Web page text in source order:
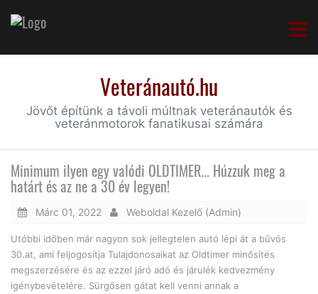
Veteránautó.hu
Jövőt építünk a távoli múltnak veteránautók és
veteránmotorok fanatikusai számára
Minimum ilyen egy valódi OLDTIMER... Húzzuk meg a
határt és az ne a 30 év legyen!
Márc 01, 2022 Weboldal Kezelő (Admin)
Utóbbi időben már nagyon sok jellegtelen autó lépi át a bűvös
30.at, ami feljogosítja Tulajdonosaikat az Oldtimer minősítés
megszerzésére és az ezzel járó adó és járulék kedvezmény
igénybevételére. Sürgősen gátat kell venni annak a